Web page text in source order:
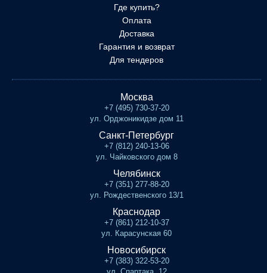
Где купить?
Оплата
Доставка
Гарантия и возврат
Для тендеров
Москва
+7 (495) 730-37-20
ул. Орджоникидзе дом 11
Санкт-Петербург
+7 (812) 240-13-06
ул. Чайковского дом 8
Челябинск
+7 (351) 277-88-20
ул. Рождественского 13/1
Краснодар
+7 (861) 212-10-37
ул. Карасунская 60
Новосибирск
+7 (383) 322-53-20